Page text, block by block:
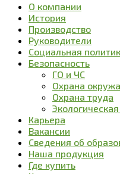
О компании
История
Производство
Руководители
Социальная
Безопасность
ГО и ЧС
Охрана
Охрана труда
Карьера
Вакансии
Сведения об
Наша продукция
Где купить